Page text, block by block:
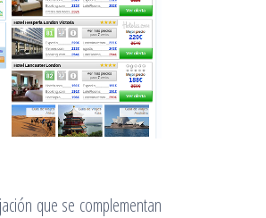
que se complementan